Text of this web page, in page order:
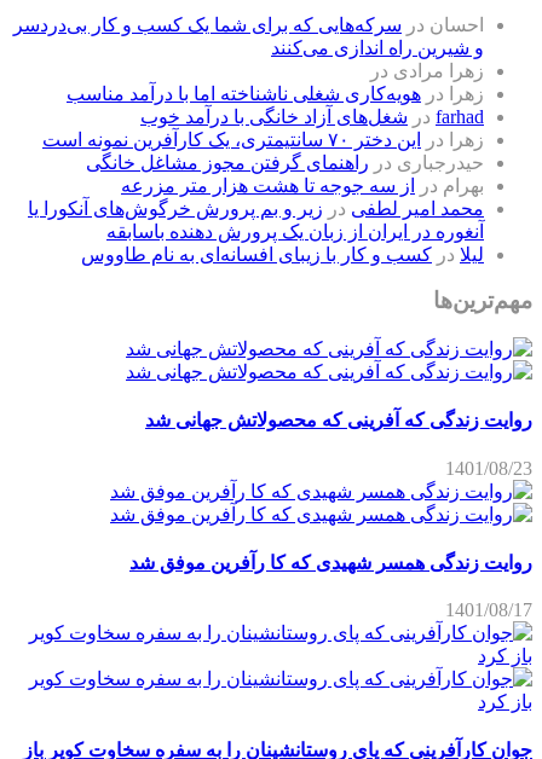
احسان در سرکه‌هایی که برای شما یک کسب و کار بی‌دردسر
و شیرین راه اندازی می‌کنند
زهرا مرادی در
زهرا
در هویه‌کاری شغلی ناشناخته اما با درآمد مناسب
farhad در شغل‌های آزاد خانگی با درآمد خوب
زهرا
در
این دختر ۷۰ سانتیمتری، یک کارآفرین نمونه است
حیدرجباری در راهنمای گرفتن مجوز مشاغل خانگی
بهرام در
از سه جوجه تا هشت هزار متر مزرعه
محمد امیر لطفی در زیر و بم پرورش خرگوش‌های آنکورا یا
آنغوره در ایران از زبان یک پرورش دهنده باسابقه
لیلا در کسب و کار با زیبای افسانه‌ای به نام طاووس
مهم‌ترین‌ها
روایت زندگی که آفرینی که محصولاتش جهانی شد
1401/08/23
روایت زندگی همسر شهیدی که کا رآفرین موفق شد
1401/08/17
جوان کارآفرینی که پای روستانشینان را به سفره سخاوت کویر باز